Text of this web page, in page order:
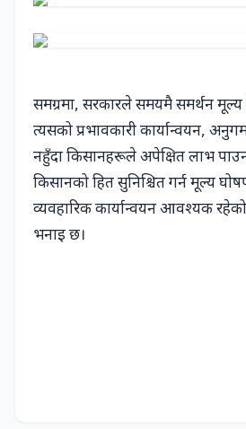
समग्रमा, सरकारले समयमै समर्थन मूल्य
त्यसको प्रभावकारी कार्यान्वयन,
नहुँदा किसानहरूले अपेक्षित लाभ
किसानको हित सुनिश्चित गर्न मूल्य
व्यवहारिक कार्यान्वयन आवश्यक
भनाइ छ।